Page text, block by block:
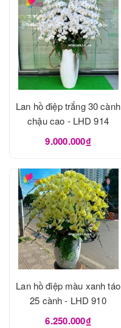
Lan hồ điệp trắng 30 cành
chậu cao - LHD 914
9.000.000₫
Lan hồ điệp màu xanh táo
25 cành - LHD 910
6.250.000₫